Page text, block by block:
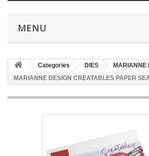
MENU
Categories DIES
MARIANNE
MARIANNE DESIGN CREATABLES PAPER